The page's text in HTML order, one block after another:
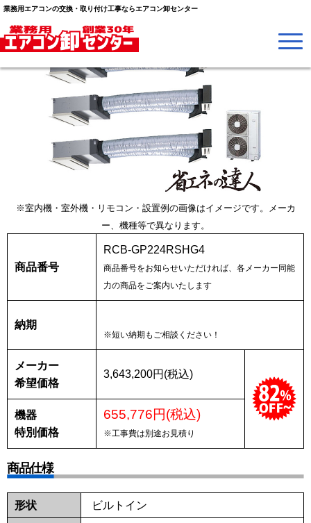
業務用エアコンの交換・取り付け工事ならエアコン卸センター
※室内機・室外機・リモコン・設置例の画像はイメージです。メーカ
ー、機種等で異なります。
商品番号
RCB-GP224RSHG4
商品番号をお知らせいただければ、各メーカー同能
力の商品をご案内いたします
納期
※短い納期もご相談ください！
メーカー
希望価格
3,643,200円(税込)
機器
特別価格
655,776円(税込)
※工事費は別途お見積り
商品仕様
形状 ビルトイン